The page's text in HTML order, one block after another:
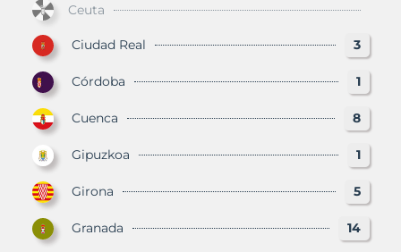
Ceuta
Ciudad Real 3
Córdoba 1
Cuenca 8
Gipuzkoa 1
Girona 5
Granada 14